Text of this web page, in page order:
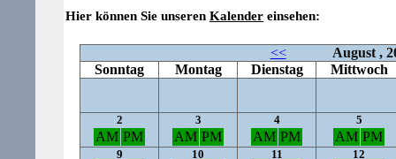
Hier können Sie unseren Kalender einsehen: